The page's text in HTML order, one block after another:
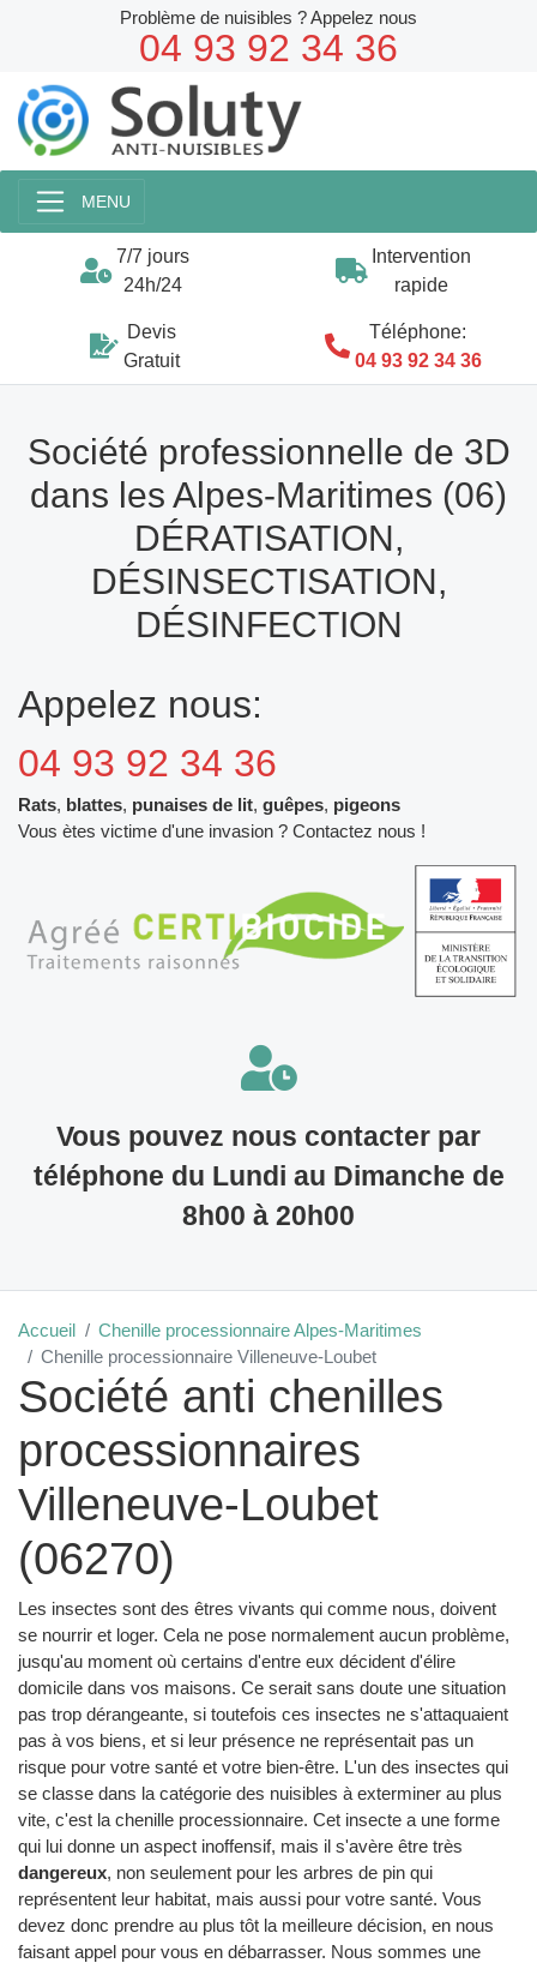
MENU
7/7 jours
24h/24
Intervention
rapide
Devis
Gratuit
Téléphone:
04 93 92 34 36
Société professionnelle de 3D
dans les Alpes-Maritimes (06)
DÉRATISATION,
DÉSINSECTISATION,
DÉSINFECTION
Appelez nous:
04 93 92 34 36
Rats, blattes, punaises de lit, guêpes, pigeons
Vous ètes victime d'une invasion ? Contactez nous !
Vous pouvez nous contacter par
téléphone du Lundi au Dimanche de
8h00 à 20h00
Accueil
Chenille processionnaire Alpes-Maritimes
Chenille processionnaire Villeneuve-Loubet
Société anti chenilles
processionnaires
Villeneuve-Loubet
(06270)
Les insectes sont des êtres vivants qui comme nous, doivent
se nourrir et loger. Cela ne pose normalement aucun problème,
jusqu'au moment où certains d'entre eux décident d'élire
domicile dans vos maisons. Ce serait sans doute une situation
pas trop dérangeante, si toutefois ces insectes ne s'attaquaient
pas à vos biens, et si leur présence ne représentait pas un
risque pour votre santé et votre bien-être. L'un des insectes qui
se classe dans la catégorie des nuisibles à exterminer au plus
vite, c'est la chenille processionnaire. Cet insecte a une forme
qui lui donne un aspect inoffensif, mais il s'avère être très
dangereux, non seulement pour les arbres de pin qui
représentent leur habitat, mais aussi pour votre santé. Vous
devez donc prendre au plus tôt la meilleure décision, en nous
faisant appel pour vous en débarrasser. Nous sommes une
Problème de nuisibles ? Appelez nous
04 93 92 34 36